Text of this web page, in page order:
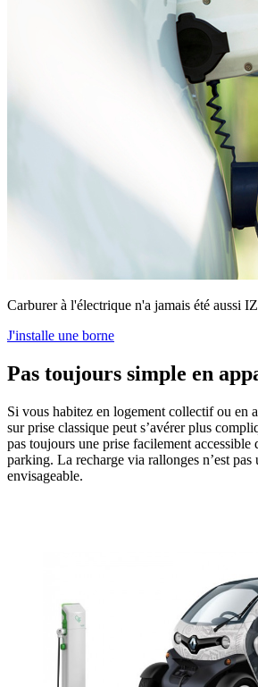
Carburer à l'électrique n'a jamais été aussi
J'installe une borne
Pas toujours simple en
Si vous habitez en logement collectif ou en
sur prise classique peut s’avérer plus
pas toujours une prise facilement accessible
parking. La recharge via rallonges n’est pas
envisageable.